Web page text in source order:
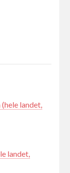
landet,
landet,